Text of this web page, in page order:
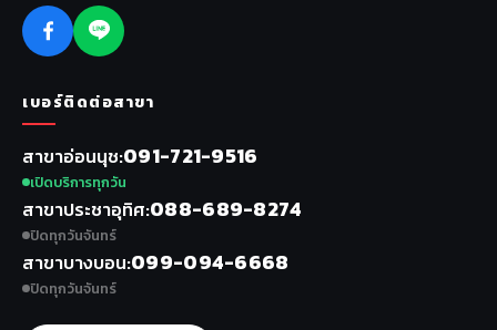
เบอร์ติดต่อสาขา
สาขาอ่อนนุช 091-721-9516
เปิดบริการทุกวัน
สาขาประชาอุทิศ 088-689-8274
ปิดทุกวันจันทร์
สาขาบางบอน 099-094-6668
ปิดทุกวันจันทร์